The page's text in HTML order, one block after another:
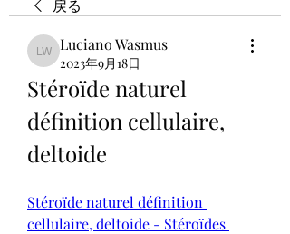
戻る
Luciano Wasmus
Luciano Wasmus
2023年9月18日
Stéroïde naturel
définition cellulaire,
deltoide
Stéroïde naturel définition
cellulaire, deltoide - Stéroïdes